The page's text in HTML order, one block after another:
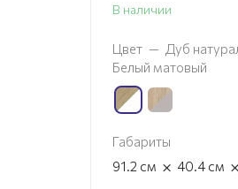
В наличии
Цвет — Дуб
Белый матовый
Габариты
91.2 см × 40.4 см ×